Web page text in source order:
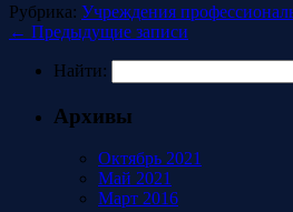
Рубрика: Учреждения
← Предыдущие записи
Найти:
Архивы
Октябрь 2021
Май 2021
Март 2016